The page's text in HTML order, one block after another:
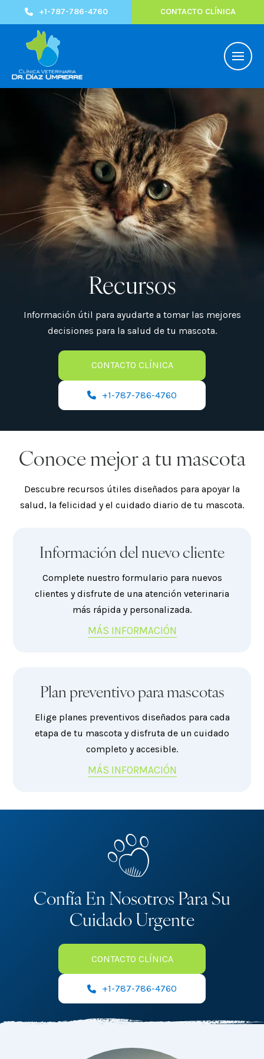
+1-787-786-4760 CONTACTO CLÍNICA
Recursos
Información útil para ayudarte a tomar las mejores
decisiones para la salud de tu mascota.
CONTACTO CLÍNICA
+1-787-786-4760
Conoce mejor a tu mascota
Descubre recursos útiles diseñados para apoyar la
salud, la felicidad y el cuidado diario de tu mascota.
Información del nuevo cliente
Complete nuestro formulario para nuevos
clientes y disfrute de una atención veterinaria
más rápida y personalizada.
MÁS INFORMACIÓN
Plan preventivo para mascotas
Elige planes preventivos diseñados para cada
etapa de tu mascota y disfruta de un cuidado
completo y accesible.
MÁS INFORMACIÓN
Confía En Nosotros Para Su
Cuidado Urgente
CONTACTO CLÍNICA
+1-787-786-4760